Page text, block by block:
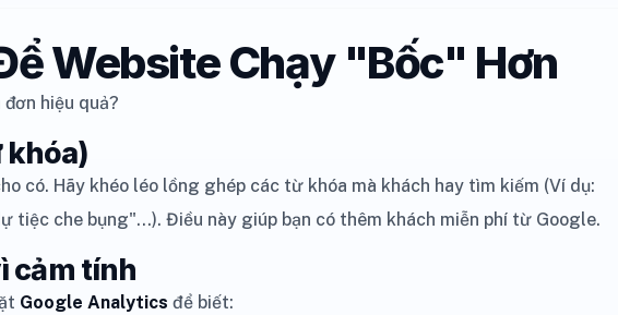
Website Chạy "Bốc" Hơn
hiệu quả?
khóa)
có. Hãy khéo léo lồng ghép các từ khóa mà khách hay tìm kiếm (Ví dụ:
tiệc che bụng"...). Điều này giúp bạn có thêm khách miễn phí từ Google.
cảm tính
Google Analytics để biết: